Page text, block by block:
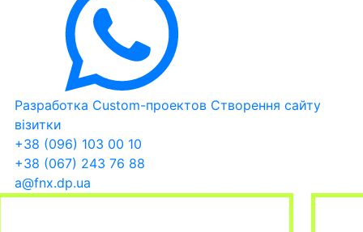
Разработка Custom-проектов Створення сайту
візитки
+38 (096) 103 00 10
+38 (067) 243 76 88
a@fnx.dp.ua